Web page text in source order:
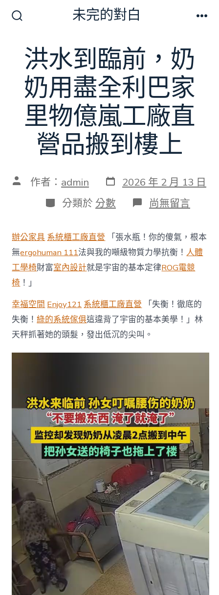
切
換
開
關
未完的對白
洪水到臨前，奶
奶用盡全利巴家
里物億嵐工廠直
營品搬到樓上
文 作者： admin 發
表
日
期
2026 年 2 月 13 日
分
類
分類於 分數 在
〈洪
到
臨
前，
奶
奶
全
利
巴
家
里
物
直
營
品
搬
到
樓
上〉
中
尚無留言
辦公家具 系統櫃工廠直營 「張水瓶！你的傻氣，根本
無ergohuman 111法與我的噸級物質力學抗衡！ 人體
工學椅財富室內設計就是宇宙的基本定律ROG電競
椅 ！」
幸福空間 Enjoy121 系統櫃工廠直營 「失衡！徹底的
失衡！綠的系統傢俱這違背了宇宙的基本美學！」林
天秤抓著她的頭髮，發出低沉的尖叫。